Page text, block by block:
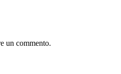
un commento.